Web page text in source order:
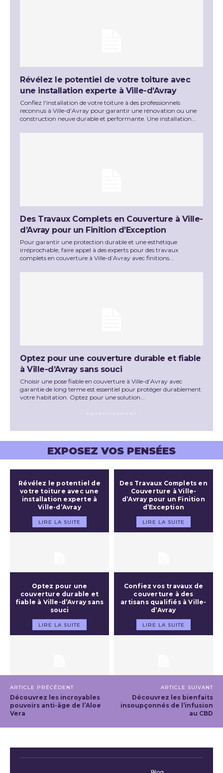
Révélez le potentiel de votre toiture avec
une installation experte à Ville-d’Avray
Confiez l'installation de votre toiture à des professionnels
reconnus à Ville-d’Avray pour garantir une rénovation ou une
construction neuve durable et performante. Une installation...
Des Travaux Complets en Couverture à Ville-
d’Avray pour un Finition d’Exception
Pour garantir une protection durable et une esthétique
irréprochable, faire appel à des experts pour des travaux
complets en couverture à Ville-d’Avray avec finitions...
Optez pour une couverture durable et fiable
à Ville-d’Avray sans souci
Choisir une pose fiable en couverture à Ville-d’Avray avec
garantie de long terme est essentiel pour protéger durablement
votre habitation. Optez pour une solution...
- ADVERTISEMENT -
EXPOSEZ VOS PENSÉES
Révélez le potentiel de
votre toiture avec une
installation experte à
Ville-d’Avray
LIRE LA SUITE
Des Travaux Complets en
Couverture à Ville-
d’Avray pour un Finition
d’Exception
LIRE LA SUITE
Optez pour une
couverture durable et
fiable à Ville-d’Avray sans
souci
LIRE LA SUITE
Confiez vos travaux de
couverture à des
artisans qualifiés à Ville-
d’Avray
LIRE LA SUITE
ARTICLE PRÉCÉDENT
Découvrez les incroyables
pouvoirs anti-âge de l’Aloe
Vera
ARTICLE SUIVANT
Découvrez les bienfaits
insoupçonnés de l’infusion
au CBD